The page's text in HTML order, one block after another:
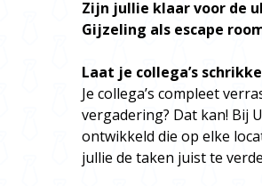
Zijn jullie klaar voor de
Gijzeling als escape
Laat je collega’s
Je collega’s compleet
vergadering? Dat kan! Bij
ontwikkeld die op elke
jullie de taken juist te